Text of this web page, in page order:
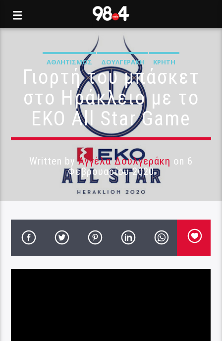
ΑΘΛΗΤΙΣΜΌΣ ΔΟΥΛΓΕΡΆΚΗ ΚΡΉΤΗ
Γιορτή του μπάσκετ
στο Ηράκλειο με το
ΕΚΟ All Star Game
Written byΑγγέλα Δουλγεράκη on 6
Φεβρουαρίου 2020